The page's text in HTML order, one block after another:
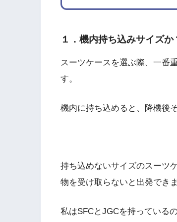
１．機内持ち込みサイズか
スーツケースを選ぶ際、一番
す。
機内に持ち込めると、降機後
持ち込めないサイズのスーツ
物を受け取らないと出発できま
私はSFCとJGCを持っている